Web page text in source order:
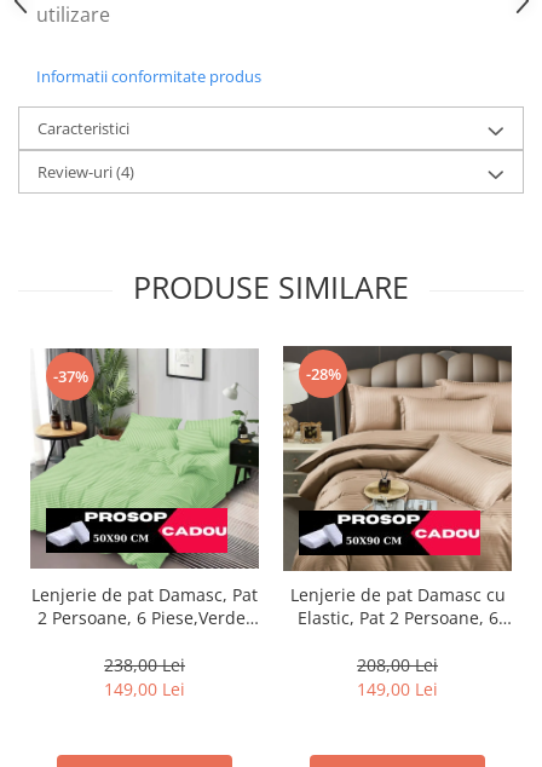
utilizare
Informatii conformitate produs
Caracteristici
Review-uri(4)
PRODUSE SIMILARE
-37%
Lenjerie de pat Damasc, Pat
2 Persoane, 6 Piese,Verde-
238,00 Lei
149,00 Lei
-28%
Lenjerie de pat Damasc cu
Elastic, Pat 2 Persoane, 6
208,00 Lei
149,00 Lei